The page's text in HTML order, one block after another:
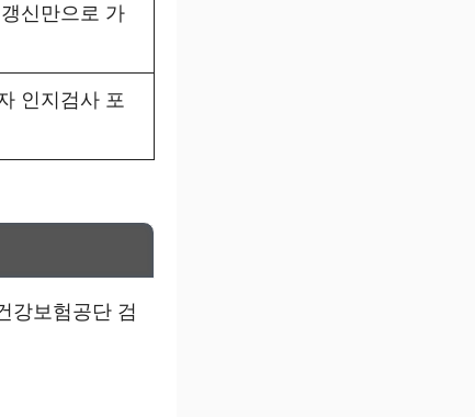
신만으로 가
인지검사 포
강보험공단 검